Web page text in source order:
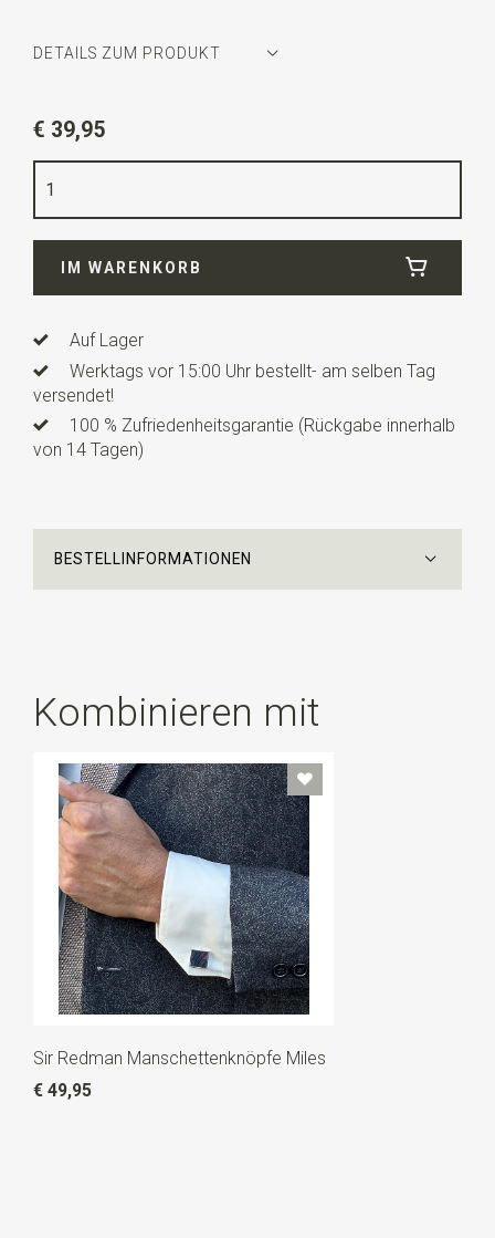
DETAILS ZUM PRODUKT
Farbe
Qualität
Länge 0,6 cm
€ 39,95
IM WARENKORB
Auf Lager
Werktags vor 15:00 Uhr bestellt- am selben Tag
versendet!
100 % Zufriedenheitsgarantie (Rückgabe innerhalb
von 14 Tagen)
BESTELLINFORMATIONEN
Kombinieren mit
Sir Redman Manschettenknöpfe Miles
€ 49,95